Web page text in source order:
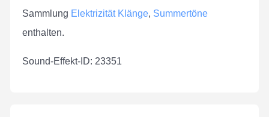
Sammlung Elektrizität Klänge, Summertöne
enthalten.
Sound-Effekt-ID: 23351